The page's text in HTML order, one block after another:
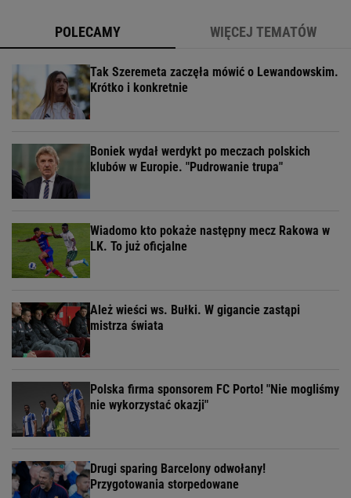
POLECAMY WIĘCEJ TEMATÓW
Tak Szeremeta zaczęła mówić o Lewandowskim.
Krótko i konkretnie
Boniek wydał werdykt po meczach polskich
klubów w Europie. "Pudrowanie trupa"
Wiadomo kto pokaże następny mecz Rakowa w
LK. To już oficjalne
Ależ wieści ws. Bułki. W gigancie zastąpi
mistrza świata
Polska firma sponsorem FC Porto! "Nie mogliśmy
nie wykorzystać okazji"
Drugi sparing Barcelony odwołany!
Przygotowania storpedowane